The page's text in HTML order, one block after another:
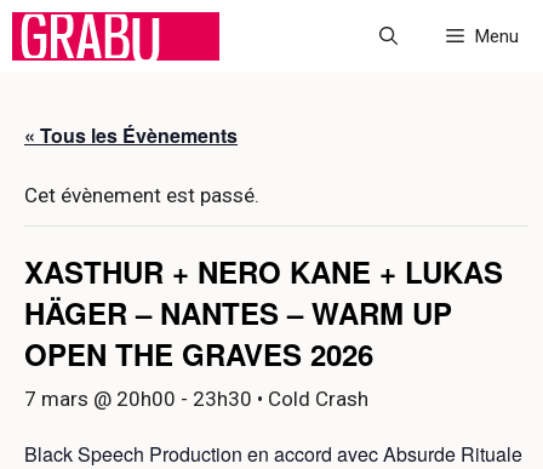
Aller
Menu
« Tous les Évènements
Cet évènement est passé.
XASTHUR + NERO KANE + LUKAS
HÄGER – NANTES – WARM UP
OPEN THE GRAVES 2026
7 mars @ 20h00 - 23h30 • Cold Crash
Black Speech Production en accord avec Absurde Rituale